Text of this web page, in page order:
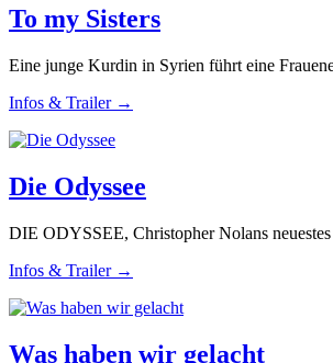
To my Sisters
Eine junge Kurdin in Syrien führt eine
Infos & Trailer →
Die Odyssee
DIE ODYSSEE, Christopher Nolans
Infos & Trailer →
Was haben wir gelacht